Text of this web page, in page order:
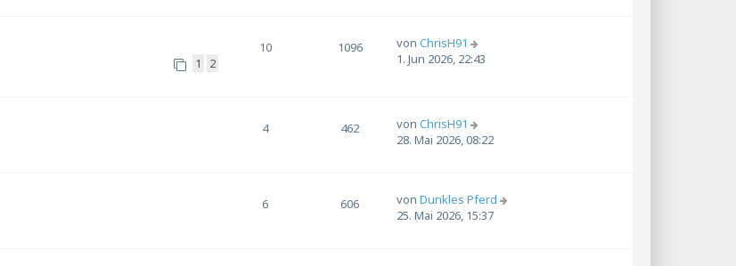
1 2
10 1096 von ChrisH91
1. Jun 2026, 22:43
4 462 von ChrisH91
28. Mai 2026, 08:22
6 606 von Dunkles Pferd
25. Mai 2026, 15:37